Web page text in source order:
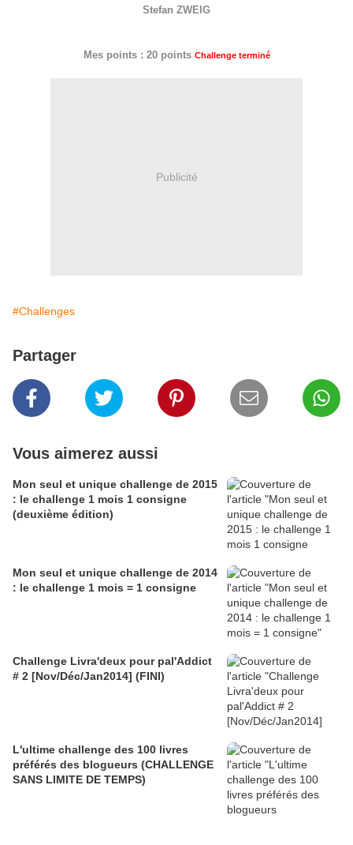
Stefan ZWEIG
Mes points : 20 points Challenge terminé
Publicité
#Challenges
Partager
Vous aimerez aussi
Mon seul et unique challenge de 2015
: le challenge 1 mois 1 consigne
(deuxième édition)
Mon seul et unique challenge de 2014
: le challenge 1 mois = 1 consigne
Challenge Livra'deux pour pal'Addict
# 2 [Nov/Déc/Jan2014] (FINI)
L'ultime challenge des 100 livres
préférés des blogueurs (CHALLENGE
SANS LIMITE DE TEMPS)